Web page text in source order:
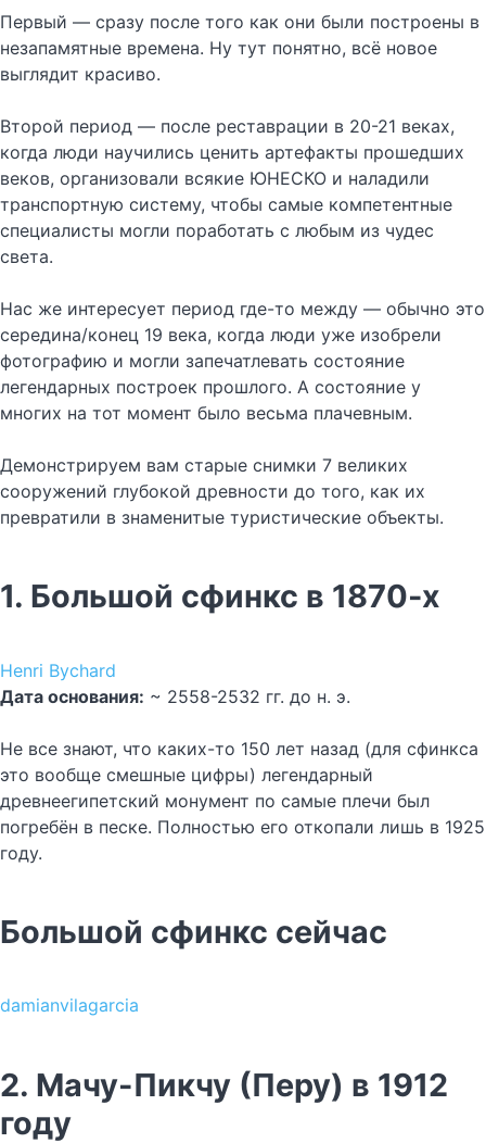
Первый — сразу после того как они были построены в
незапамятные времена. Ну тут понятно, всё новое
выглядит красиво.
Второй период — после реставрации в 20-21 веках,
когда люди научились ценить артефакты прошедших
веков, организовали всякие ЮНЕСКО и наладили
транспортную систему, чтобы самые компетентные
специалисты могли поработать с любым из чудес
света.
Нас же интересует период где-то между — обычно это
середина/конец 19 века, когда люди уже изобрели
фотографию и могли запечатлевать состояние
легендарных построек прошлого. А состояние у
многих на тот момент было весьма плачевным.
Демонстрируем вам старые снимки 7 великих
сооружений глубокой древности до того, как их
превратили в знаменитые туристические объекты.
1. Большой сфинкс в 1870-х
Henri Bуchard
Дата основания: ~ 2558-2532 гг. до н. э.
Не все знают, что каких-то 150 лет назад (для сфинкса
это вообще смешные цифры) легендарный
древнеегипетский монумент по самые плечи был
погребён в песке. Полностью его откопали лишь в 1925
году.
Большой сфинкс сейчас
damianvilagarcia
2. Мачу-Пикчу (Перу) в 1912
году